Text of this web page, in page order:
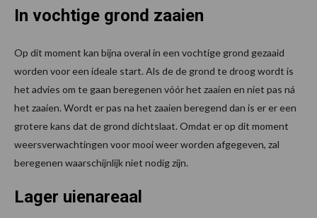
In vochtige grond zaaien
Op dit moment kan bijna overal in een vochtige grond gezaaid
worden voor een ideale start. Als de de grond te droog wordt is
het advies om te gaan beregenen vóór het zaaien en niet pas ná
het zaaien. Wordt er pas na het zaaien beregend dan is er er een
grotere kans dat de grond dichtslaat. Omdat er op dit moment
weersverwachtingen voor mooi weer worden afgegeven, zal
beregenen waarschijnlijk niet nodig zijn.
Lager uienareaal